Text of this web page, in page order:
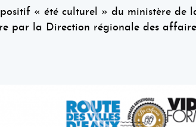
« été culturel » du ministère de
par la Direction régionale des